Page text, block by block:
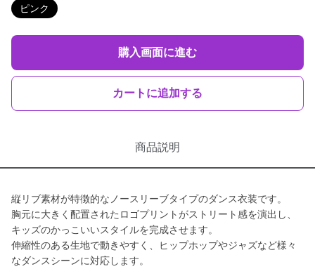
ピンク
購入画面に進む
カートに追加する
商品説明
縦リブ素材が特徴的なノースリーブタイプのダンス衣装です。
胸元に大きく配置されたロゴプリントがストリート感を演出し、
キッズのかっこいいスタイルを完成させます。
伸縮性のある生地で動きやすく、ヒップホップやジャズなど様々
なダンスシーンに対応します。